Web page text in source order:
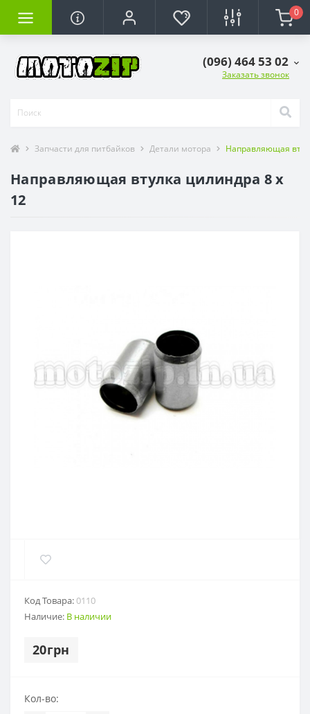
0
(096) 464 53 02
Заказать звонок
Запчасти для питбайков Детали мотора Направляющая
Направляющая втулка цилиндра 8 х
12
Код Товара:0110
Наличие: В наличии
20грн
Кол-во: